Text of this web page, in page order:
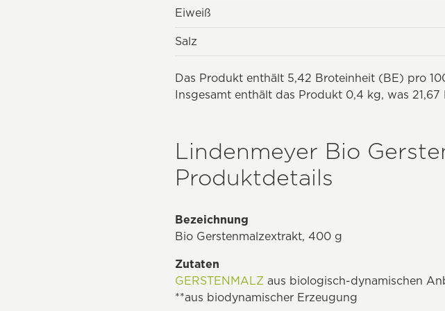
Eiweiß
Salz
Das Produkt enthält 5,42 Broteinheit (BE) pro
Insgesamt enthält das Produkt 0,4 kg, was
Lindenmeyer Bio
Produktdetails
Bezeichnung
Bio Gerstenmalzextrakt, 400 g
Zutaten
GERSTENMALZ aus biologisch-dynamischen
**aus biodynamischer Erzeugung